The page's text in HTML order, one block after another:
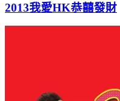
2013我愛HK恭囍發財